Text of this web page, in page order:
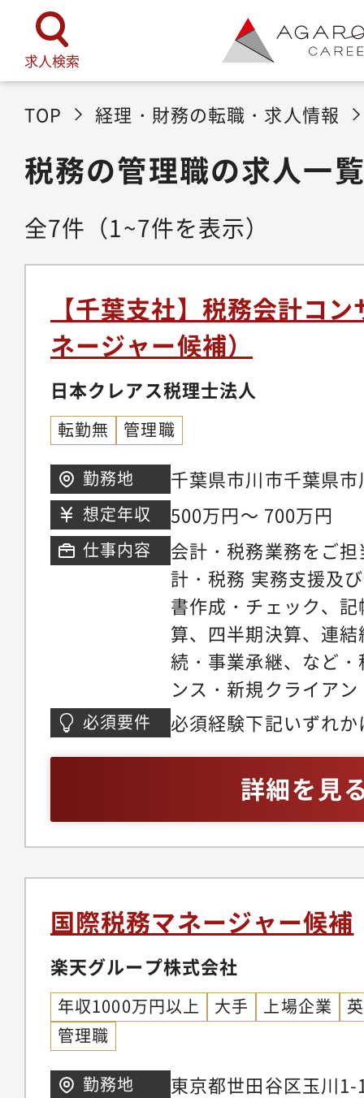
求人検索
TOP 経理・財務の転職・求人情報
税務の管理職の求人一
全7件 （1~7件を表示）
【千葉支社】税務会計コ
ネージャー候補）
日本クレアス税理士法人
転勤無 管理職
勤務地
千葉県市川市千葉県
カイ本八幡ビル2階
想定年収 500万円～ 700万円
仕事内容
会計・税務業務をご
計・税務 実務支援及
書作成・チェック、
算、四半期決算、連
続・事業承継、など
ンス・新規クライア
材育成※ご経験や能力
必須要件
必須経験下記いずれ
理・会計部門での実
須スキル・税務申告
詳細を見
国際税務マネージャー候補
楽天グループ株式会社
年収1000万円以上 大手 上場企業
管理職
勤務地
東京都世田谷区玉川